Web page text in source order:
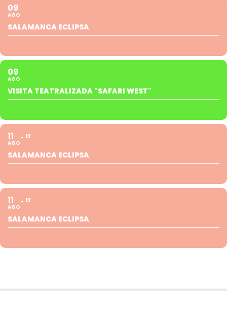
09
AGO
SALAMANCA ECLIPSA
09
AGO
VISITA TEATRALIZADA "SAFARI WEST"
11
AGO
12
SALAMANCA ECLIPSA
11
AGO
12
SALAMANCA ECLIPSA